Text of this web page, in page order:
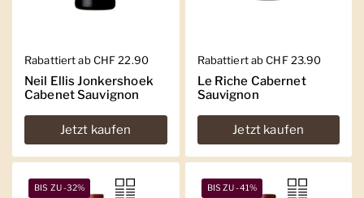
Regulärer Preis
Rabattiert ab CHF 22.90
Neil Ellis Jonkershoek
Cabenet Sauvignon
Jetzt kaufen
Regulärer Preis
Rabattiert ab CHF 23.90
Le Riche Cabernet
Sauvignon
Jetzt kaufen
BIS ZU -32% BIS ZU -41%